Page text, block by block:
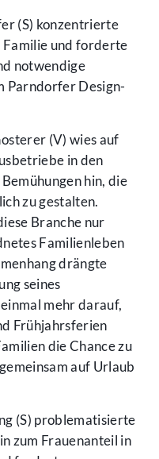
(S) konzentrierte
Familie und forderte
notwendige
Parndorfer Design-
(V) wies auf
in den
hin, die
zu gestalten.
Branche nur
Familienleben
drängte
seines
mehr darauf,
Frühjahrsferien
die Chance zu
auf Urlaub
(S) problematisierte
zum Frauenanteil in